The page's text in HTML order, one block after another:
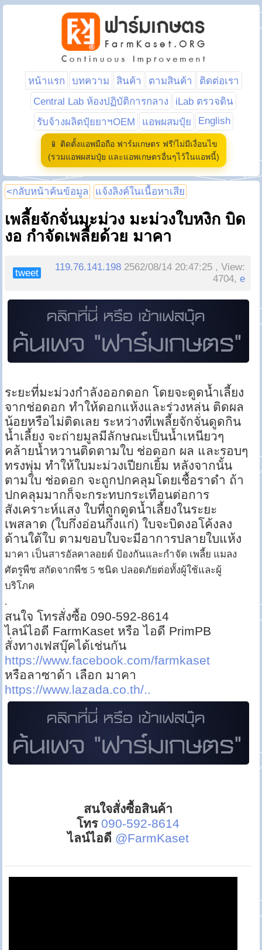
หน้าแรก บทความ สินค้า ตามสินค้า
ติดต่อเรา
Central Lab ห้องปฏิบัติการกลาง
iLab ตรวจดิน
รับจ้างผลิตปุ๋ยยาฯOEM
แอพผสมปุ๋ย English
📱 ติดตั้งแอพมือถือ ฟาร์มเกษตร ฟรี!ไม่มีเงื่อนไข
(รวมแอพผสมปุ๋ย และแอพเกษตรอื่นๆไว้ในแอพนี้)
<กลับหน้าค้นข้อมูล แจ้งลิงค์ในเนื้อหาเสีย
เพลี้ยจักจั่นมะม่วง มะม่วงใบหงิก บิด
งอ กำจัดเพลี้ยด้วย มาคา
tweet
119.76.141.198 2562/08/14 20:47:25 , View:
4704,e
ระยะที่มะม่วงกำลังออกดอก โดยจะดูดน้ำเลี้ยง
จากช่อดอก ทำให้ดอกแห้งและร่วงหล่น ติดผล
น้อยหรือไม่ติดเลย ระหว่างที่เพลี้ยจักจั่นดูดกิน
น้ำเลี้ยง จะถ่ายมูลมีลักษณะเป็นน้ำเหนียวๆ
คล้ายน้ำหวานติดตามใบ ช่อดอก ผล และรอบๆ
ทรงพุ่ม ทำให้ใบมะม่วงเปียกเยิ้ม หลังจากนั้น
ตามใบ ช่อดอก จะถูกปกคลุมโดยเชื้อราดำ ถ้า
ปกคลุมมากก็จะกระทบกระเทือนต่อการ
สังเคราะห์แสง ใบที่ถูกดูดน้ำเลี้ยงในระยะ
เพสลาด (ใบกึ่งอ่อนกึ่งแก่) ใบจะบิดงอโค้งลง
ด้านใต้ใบ ตามขอบใบจะมีอาการปลายใบแห้ง
มาคา เป็นสารอัลคาลอยด์ ป้องกันและกำจัด เพลี้ย แมลง
ศัตรูพืช สกัดจากพืช 5 ชนิด ปลอดภัยต่อทั้งผู้ใช้และผู้
บริโภค
.
สนใจ โทรสั่งซื้อ 090-592-8614
ไลน์ไอดี FarmKaset หรือ ไอดี PrimPB
สั่งทางเฟสบุ๊คได้เช่นกัน
https://www.facebook.com/farmkaset
หรือลาซาด้า เลือก มาคา
https://www.lazada.co.th/..
สนใจสั่งซื้อสินค้า
โทร 090-592-8614
ไลน์ไอดี @FarmKaset